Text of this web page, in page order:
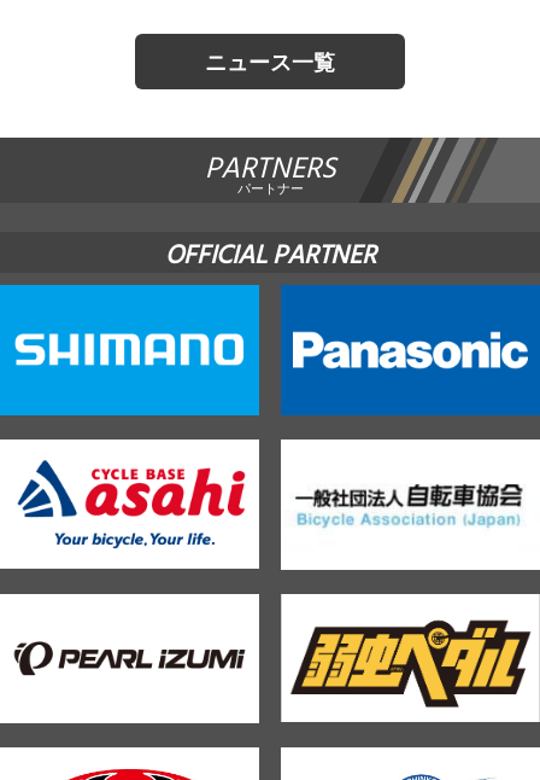
ニュース一覧
PARTNERS
パートナー
OFFICIAL PARTNER